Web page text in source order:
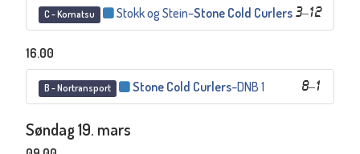
C - Komatsu 3–12
Stokk og Stein–Stone Cold Curlers
16.00
B - Nortransport 8–1
Stone Cold Curlers–DNB 1
Søndag 19. mars